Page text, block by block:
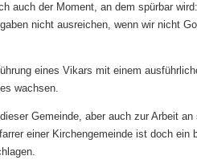
auch der Moment, an dem spürbar
nicht ausreichen, wenn wir nicht
eines Vikars mit einem
wachsen.
Gemeinde, aber auch zur Arbeit
einer Kirchengemeinde ist doch ein